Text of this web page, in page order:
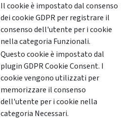
Il cookie è impostato dal consenso
dei cookie GDPR per registrare il
consenso dell'utente per i cookie
nella categoria Funzionali.
Questo cookie è impostato dal
plugin GDPR Cookie Consent. I
cookie vengono utilizzati per
memorizzare il consenso
dell'utente per i cookie nella
categoria Necessari.